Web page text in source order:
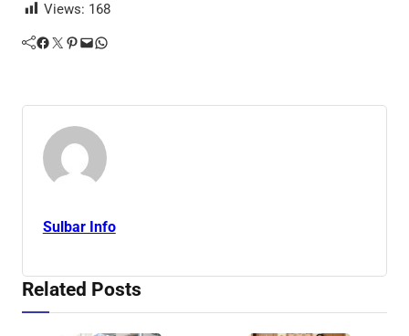
Views: 168
Facebook Twitter Pinterest Mail WhatsApp
Sulbar Info
Related Posts